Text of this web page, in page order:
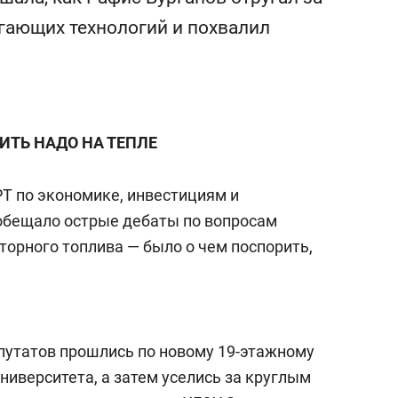
технологий и похвалил
НАДО НА ТЕПЛЕ
по экономике, инвестициям и
острые дебаты по вопросам
топлива — было о чем поспорить,
прошлись по новому 19-этажному
а затем уселись за круглым
для меня это